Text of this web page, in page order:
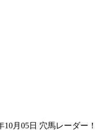
10月05日 穴馬レーダー